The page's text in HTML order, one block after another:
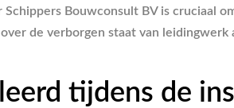
Schippers Bouwconsult BV is cruciaal
de verborgen staat van
tijdens de